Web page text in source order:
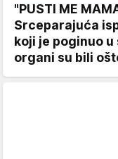
"PUSTI ME
Srceparajuća
koji je poginuo
organi su bili